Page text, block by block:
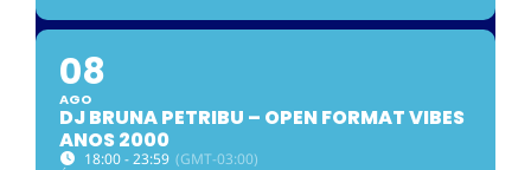
08
AGO
DJ BRUNA PETRIBU – OPEN FORMAT VIBES
ANOS 2000
18:00 - 23:59 (GMT-03:00)